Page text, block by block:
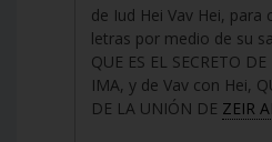
de Iud Hei Vav Hei, para
letras por medio de su
QUE ES EL SECRETO
IMA, y de Vav con Hei,
DE LA UNIÓN DE ZEIR